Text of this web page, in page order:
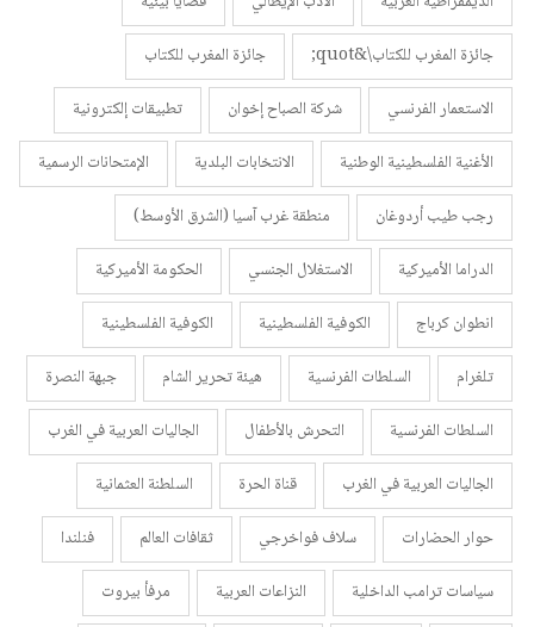
جائزة المغرب للكتاب\&quot;
جائزة المغرب للكتاب
الاستعمار الفرنسي
شركة الصباح إخوان
تطبيقات إلكترونية
الأغنية الفلسطينية الوطنية
الانتخابات البلدية
الإمتحانات الرسمية
رجب طيب أردوغان
منطقة غرب آسيا (الشرق الأوسط)
الدراما الأميركية
الاستغلال الجنسي
الحكومة الأميركية
انطوان كرباج
الكوفية الفلسطينية
الكوفية الفلسطينية
تلغرام
السلطات الفرنسية هيئة تحرير الشام
جبهة النصرة
السلطات الفرنسية
التحرش بالأطفال
الجاليات العربية في الغرب
الجاليات العربية في الغرب
قناة الحرة
السلطنة العثمانية
حوار الحضارات
سلاف فواخرجي ثقافات العالم
فنلندا
سياسات ترامب الداخلية
النزاعات العربية
مرفأ بيروت